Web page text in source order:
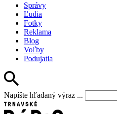
Správy
Ľudia
Fotky
Reklama
Blog
Voľby
Podujatia
Napíšte hľadaný výraz ...